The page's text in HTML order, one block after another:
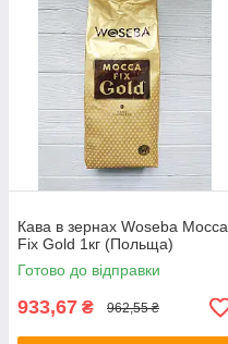
Кава в зернах Woseba Mocca
Fix Gold 1кг (Польща)
Готово до відправки
933,67 ₴ 962,55 ₴